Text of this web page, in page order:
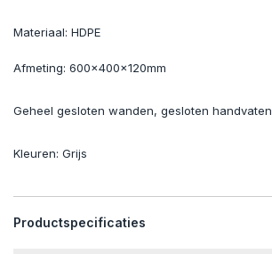
Materiaal: HDPE
Afmeting: 600x400x120mm
Geheel gesloten wanden, gesloten handvaten
Kleuren: Grijs
Productspecificaties